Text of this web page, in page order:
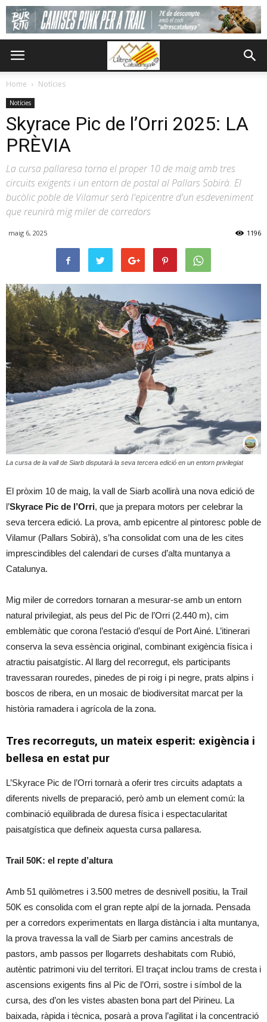
Home Notícies
Notícies
Skyrace Pic de l’Orri 2025: LA
PRÈVIA
La cursa pallaresa torna el proper 10 de maig amb tres
circuits exigents i un entorn de postal al Pallars Sobirà. El
bucòlic poble de Vilamur serà l'epicentre d'un esdeveniment
que reunirà mig miler de corredors
maig 6, 2025 1196
La cursa de la vall de Siarb disputarà la seva tercera edició en un entorn privilegiat
El pròxim 10 de maig, la vall de Siarb acollirà una nova edició de
l’Skyrace Pic de l’Orri, que ja prepara motors per celebrar la
seva tercera edició. La prova, amb epicentre al pintoresc poble de
Vilamur (Pallars Sobirà), s’ha consolidat com una de les cites
imprescindibles del calendari de curses d’alta muntanya a
Catalunya.
Mig miler de corredors tornaran a mesurar-se amb un entorn
natural privilegiat, als peus del Pic de l’Orri (2.440 m), cim
emblemàtic que corona l’estació d’esquí de Port Ainé. L’itinerari
conserva la seva essència original, combinant exigència física i
atractiu paisatgístic. Al llarg del recorregut, els participants
travessaran rouredes, pinedes de pi roig i pi negre, prats alpins i
boscos de ribera, en un mosaic de biodiversitat marcat per la
història ramadera i agrícola de la zona.
Tres recorreguts, un mateix esperit: exigència i
bellesa en estat pur
L’Skyrace Pic de l’Orri tornarà a oferir tres circuits adaptats a
diferents nivells de preparació, però amb un element comú: la
combinació equilibrada de duresa física i espectacularitat
paisatgística que defineix aquesta cursa pallaresa.
Trail 50K: el repte d’altura
Amb 51 quilòmetres i 3.500 metres de desnivell positiu, la Trail
50K es consolida com el gran repte alpí de la jornada. Pensada
per a corredors experimentats en llarga distància i alta muntanya,
la prova travessa la vall de Siarb per camins ancestrals de
pastors, amb passos per llogarrets deshabitats com Rubió,
autèntic patrimoni viu del territori. El traçat inclou trams de cresta i
ascensions exigents fins al Pic de l’Orri, sostre i símbol de la
cursa, des d’on les vistes abasten bona part del Pirineu. La
baixada, ràpida i tècnica, posarà a prova l’agilitat i la concentració